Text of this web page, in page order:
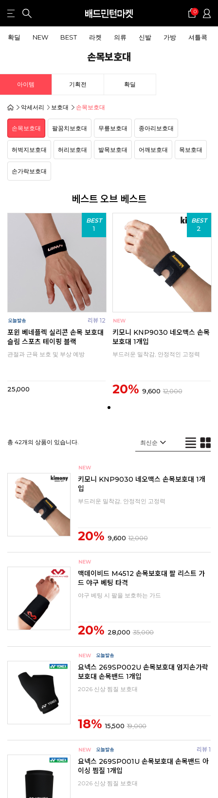
0
확딜 NEW BEST 라켓 의류 신발 가방 셔틀콕
손목보호대
아이템 기획전 확딜
악세서리 보호대 손목보호대
손목보호대 팔꿈치보호대 무릎보호대 종아리보호대
허벅지보호대 허리보호대 발목보호대 어깨보호대 목보호대
손가락보호대
베스트 오브 베스트
BEST
1
리뷰 12
포윈 베네플렉 실리콘 손목 보호대
슬림 스포츠 테이핑 블랙
관절과 근육 보호 및 부상 예방
25,000
BEST
2
키모니 KNP9030 네오맥스 손목
보호대 1개입
부드러운 밀착감, 안정적인 고정력
20% 9,600 12,000
총 42개의 상품이 있습니다.
키모니 KNP9030 네오맥스 손목보호대 1개
입
부드러운 밀착감, 안정적인 고정력
20% 9,600 12,000
맥데이비드 M4512 손목보호대 팔 리스트 가
드 야구 베팅 타격
야구 베팅 시 팔을 보호하는 가드
20% 28,000 35,000
요넥스 269SP002U 손목보호대 엄지손가락
보호대 손목밴드 1개입
2026 신상 찜질 보호대
18% 15,500 19,000
리뷰 1
요넥스 269SP001U 손목보호대 손목밴드 아
이싱 찜질 1개입
2026 신상 찜질 보호대